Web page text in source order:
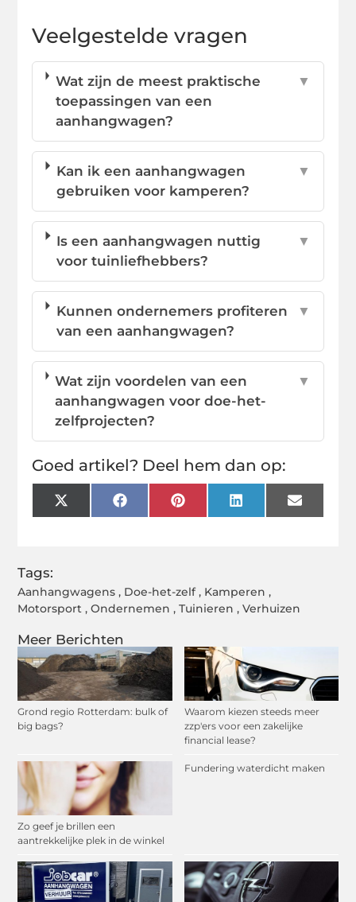
Meer Berichten
Grond regio Rotterdam: bulk of
big bags?
Waarom kiezen steeds meer
zzp'ers voor een zakelijke
financial lease?
Zo geef je brillen een
aantrekkelijke plek in de winkel
Fundering waterdicht maken
Veelgestelde vragen
Wat zijn de meest praktische
toepassingen van een
aanhangwagen?
▼
Kan ik een aanhangwagen
gebruiken voor kamperen?
▼
Is een aanhangwagen nuttig
voor tuinliefhebbers?
▼
Kunnen ondernemers profiteren
van een aanhangwagen?
▼
Wat zijn voordelen van een
aanhangwagen voor doe-het-
zelfprojecten?
▼
Goed artikel? Deel hem dan op:
X
(Twitter)
FacebookPinterestLinkedInEmail
Tags:
Aanhangwagens , Doe-het-zelf, Kamperen ,
Motorsport ,Ondernemen ,Tuinieren ,Verhuizen